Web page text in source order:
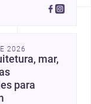
2026
mar,
para